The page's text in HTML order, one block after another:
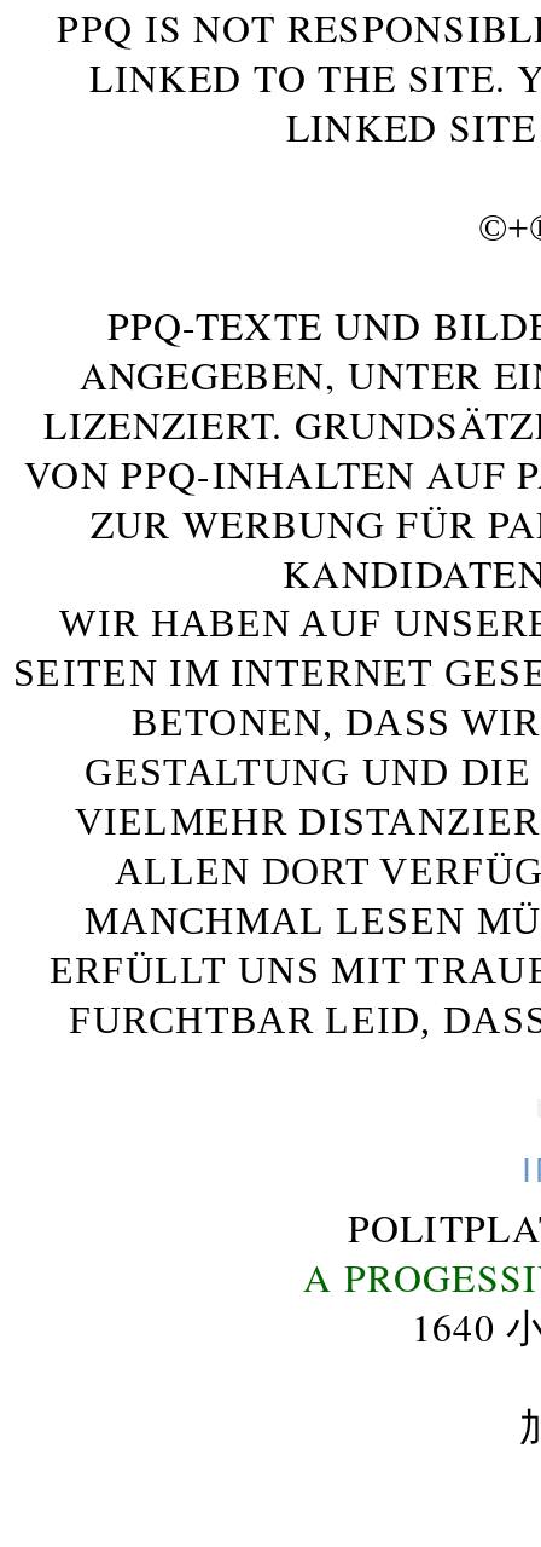
PPQ IS NOT
LINKED TO THE SITE.
LINKED
©+
PPQ-TEXTE UND
ANGEGEBEN, UNTER
LIZENZIERT.
VON PPQ-INHALTEN AUF
ZUR WERBUNG FÜR
WIR HABEN AUF
SEITEN IM INTERNET
BETONEN, DASS
GESTALTUNG UND
VIELMEHR
ALLEN DORT
MANCHMAL LESEN
ERFÜLLT UNS MIT
FURCHTBAR LEID,
A
1640